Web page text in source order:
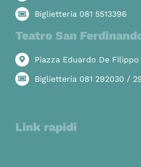
Biglietteria 081 5513396
Teatro San
Piazza Eduardo De
Biglietteria 081 292030 /
Link rapidi